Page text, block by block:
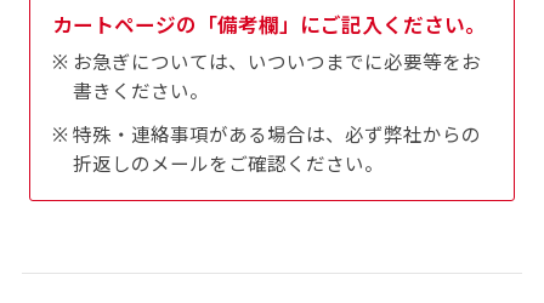
カートページの「備考欄」にご記入ください。
お急ぎについては、いついつまでに必要等をお
書きください。
特殊・連絡事項がある場合は、必ず弊社からの
折返しのメールをご確認ください。
駐車場などのスペースに余裕がある場所で大々的
に宣伝できます。
4mまたは5mのポールが必要です。
吊り下げ旗(30x42)
駐車場などのスペースに余裕がある場所で大々的
に宣伝できます。
4mまたは5mのポールが必要です。
吊り下げ旗(42x30)